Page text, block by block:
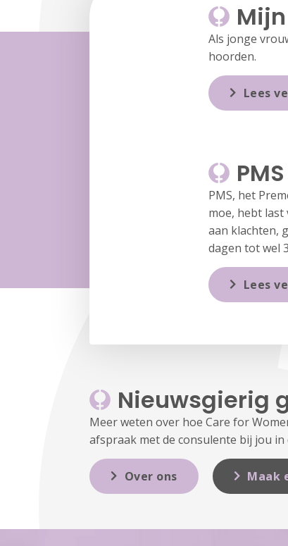
Als jonge
hoorden.
Lees
PMS, het
moe, hebt
aan klachten,
dagen tot wel
Lees
Nieuwsgierig
Meer weten over hoe Care for
afspraak met de consulente bij jou in
Over ons Maak